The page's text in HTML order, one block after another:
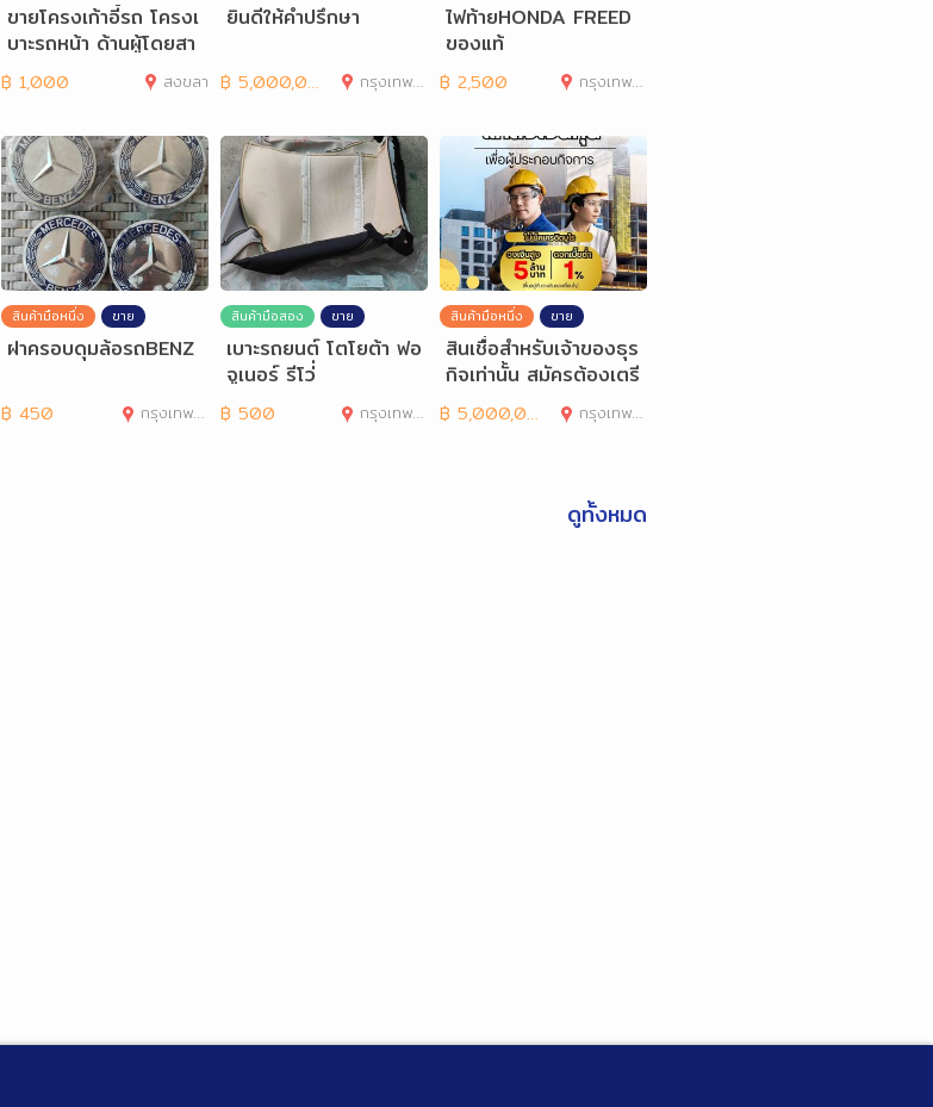
ขายโครงเก้าอี้รถ โครงเ
บาะรถหน้า ด้านผู้โดยสา
ร มือสองแคปติว่า
฿ 1,000 สงขลา
ยินดีให้คำปรึกษา
฿ 5,000,000 กรุงเทพมหานคร
ไฟท้ายHONDA FREED
ของแท้
฿ 2,500 กรุงเทพมหานคร
สินค้ามือหนึ่ง ขาย
ฝาครอบดุมล้อรถBENZ
฿ 450 กรุงเทพมหานคร
สินค้ามือสอง ขาย
เบาะรถยนต์ โตโยต้า ฟอ
จูเนอร์ รีโว่่
฿ 500 กรุงเทพมหานคร
สินค้ามือหนึ่ง ขาย
สินเชื่อสำหรับเจ้าของธุร
กิจเท่านั้น สมัครต้องเตรี
ยมเอกสารอะ
฿ 5,000,000 กรุงเทพมหานคร
ดูทั้งหมด